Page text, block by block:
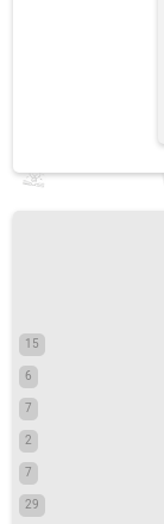
15
6
7
2
7
29